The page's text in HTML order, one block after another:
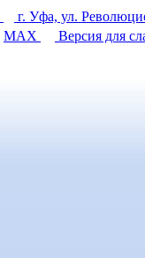
г. Уфа, ул.
MAX Версия для